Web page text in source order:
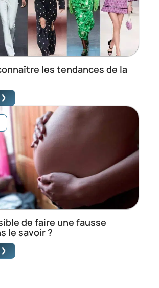
les tendances de la
de faire une fausse
le savoir ?